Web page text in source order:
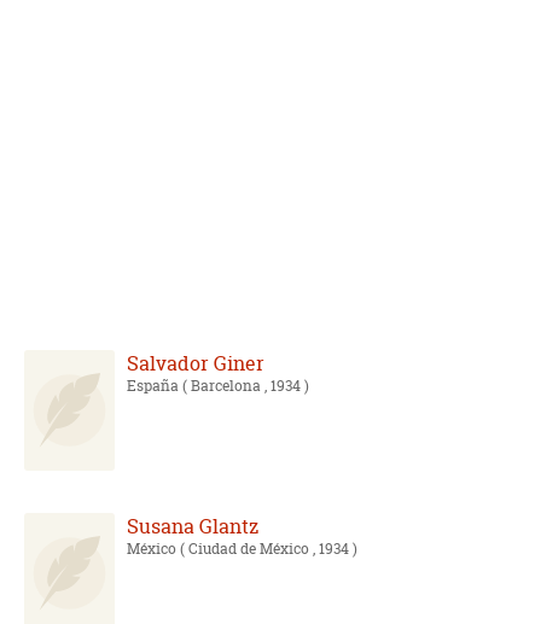
Salvador Giner
España( Barcelona , 1934 )
Susana Glantz
México( Ciudad de México , 1934 )